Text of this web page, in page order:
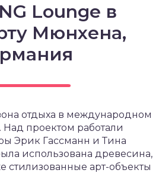
Lounge в
Мюнхена,
отдыха в международном
проектом работали
Эрик Гассманн и Тина
использована древесина,
стилизованные арт-объекты